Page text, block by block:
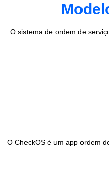
O sistema de ordem de
O CheckOS é um app ordem